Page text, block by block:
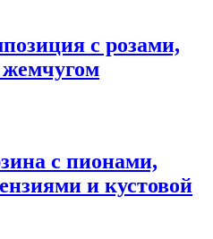
с розами,
жемчугом
с пионами,
и кустовой